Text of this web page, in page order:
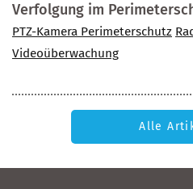
Verfolgung im
PTZ-Kamera Perimeterschutz
Videoüberwachung
Alle